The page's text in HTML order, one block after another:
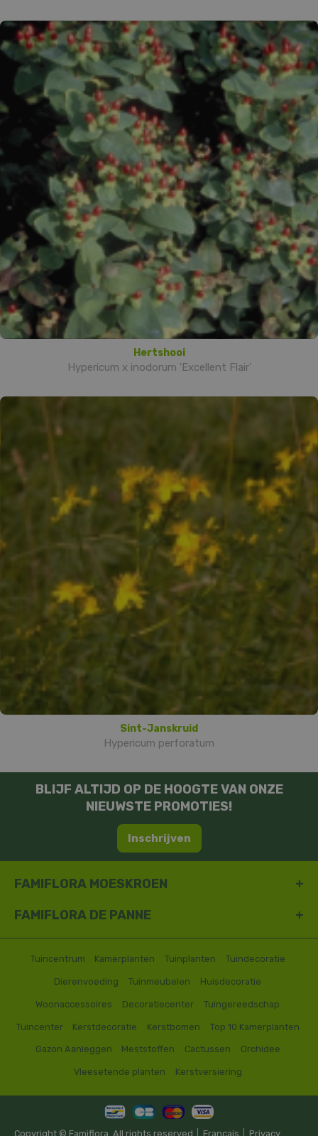
Hertshooi
Hypericum x inodorum 'Excellent Flair'
Sint-Janskruid
Hypericum perforatum
BLIJF ALTIJD OP DE HOOGTE VAN ONZE
NIEUWSTE PROMOTIES!
Inschrijven
FAMIFLORA MOESKROEN
FAMIFLORA DE PANNE
Tuincentrum Kamerplanten Tuinplanten Tuindecoratie
Dierenvoeding Tuinmeubelen Huisdecoratie
Woonaccessoires Decoratiecenter Tuingereedschap
Tuincenter Kerstdecoratie Kerstbomen Top 10 Kamerplanten
Gazon Aanleggen Meststoffen Cactussen Orchidee
Vleesetende planten Kerstversiering
Copyright © Famiflora. All rights reserved │ Francais Privacy